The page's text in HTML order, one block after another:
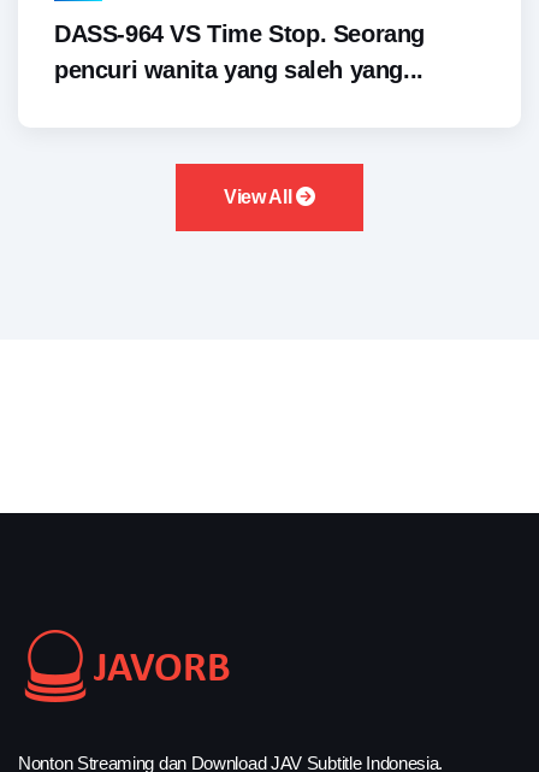
DASS-964 VS Time Stop. Seorang
pencuri wanita yang saleh yang...
View All
Nonton Streaming dan Download JAV Subtitle Indonesia.